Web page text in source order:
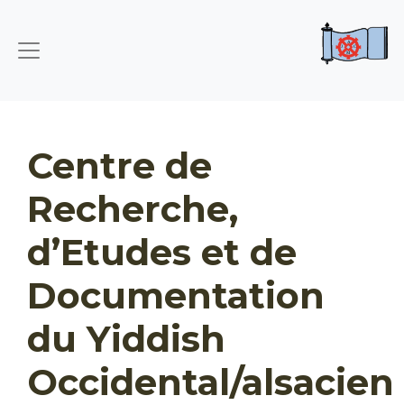
Centre de
Recherche,
d’Etudes et de
Documentation
du Yiddish
Occidental/alsacien